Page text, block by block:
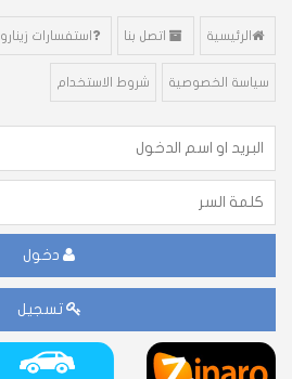
الرئيسية اتصل بنا استفسارات زينارو
سياسة الخصوصية شروط الاستخدام
دخول
تسجيل